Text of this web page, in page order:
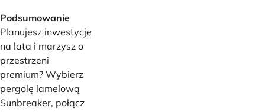
Podsumowanie
Planujesz inwestycję
na lata i marzysz o
przestrzeni
premium? Wybierz
pergolę lamelową
Sunbreaker, połącz